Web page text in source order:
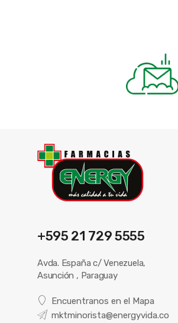
+595 21 729 5555
Avda. España c/ Venezuela,
Asunción , Paraguay
Encuentranos en el Mapa
mktminorista@energyvida.co